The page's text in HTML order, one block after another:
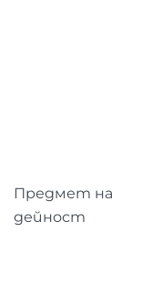
Предмет на
дейност